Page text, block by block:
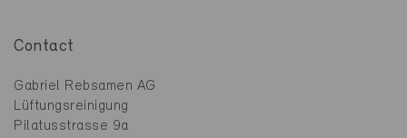
Contact
Gabriel Rebsamen AG
Lüftungsreinigung
Pilatusstrasse 9a